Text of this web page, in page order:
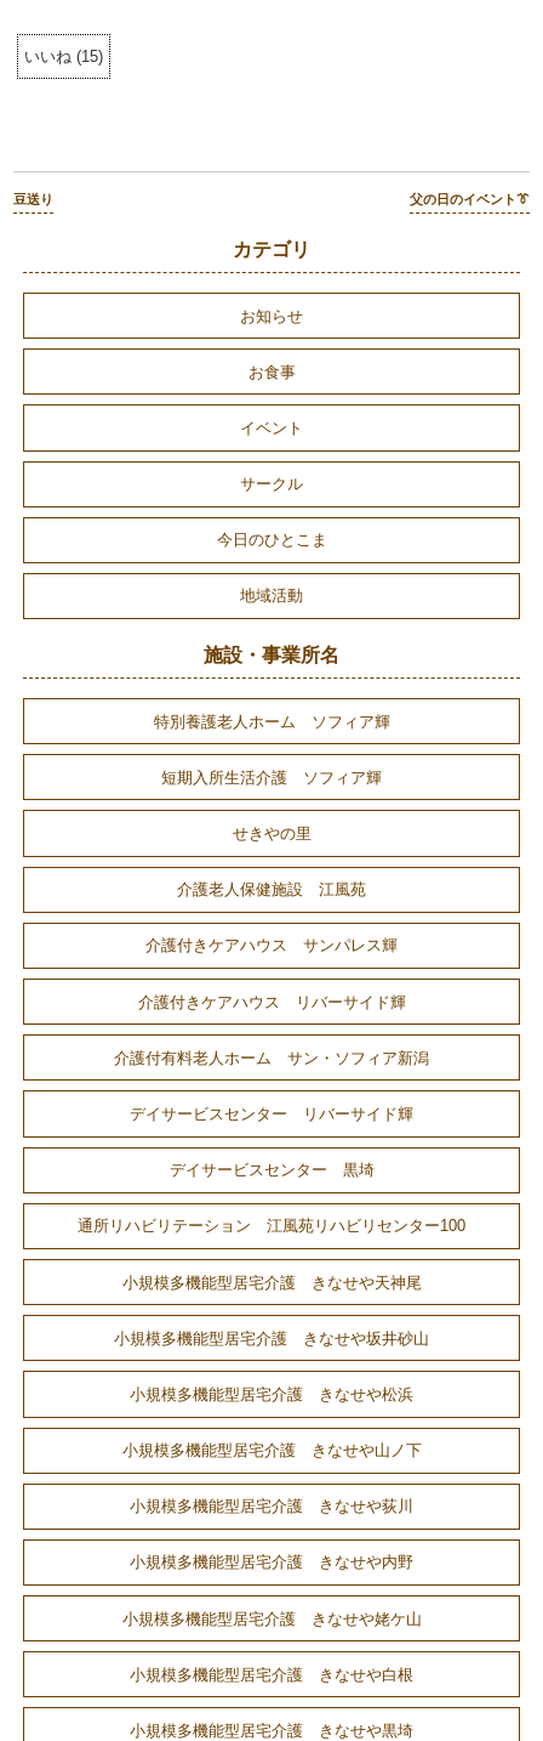
いいね (15)
豆送り 父の日のイベント👔
カテゴリ
お知らせ
お食事
イベント
サークル
今日のひとこま
地域活動
施設・事業所名
特別養護老人ホーム ソフィア輝
短期入所生活介護 ソフィア輝
せきやの里
介護老人保健施設 江風苑
介護付きケアハウス サンパレス輝
介護付きケアハウス リバーサイド輝
介護付有料老人ホーム サン・ソフィア新潟
デイサービスセンター リバーサイド輝
デイサービスセンター 黒埼
通所リハビリテーション 江風苑リハビリセンター100
小規模多機能型居宅介護 きなせや天神尾
小規模多機能型居宅介護 きなせや坂井砂山
小規模多機能型居宅介護 きなせや松浜
小規模多機能型居宅介護 きなせや山ノ下
小規模多機能型居宅介護 きなせや荻川
小規模多機能型居宅介護 きなせや内野
小規模多機能型居宅介護 きなせや姥ケ山
小規模多機能型居宅介護 きなせや白根
小規模多機能型居宅介護 きなせや黒埼